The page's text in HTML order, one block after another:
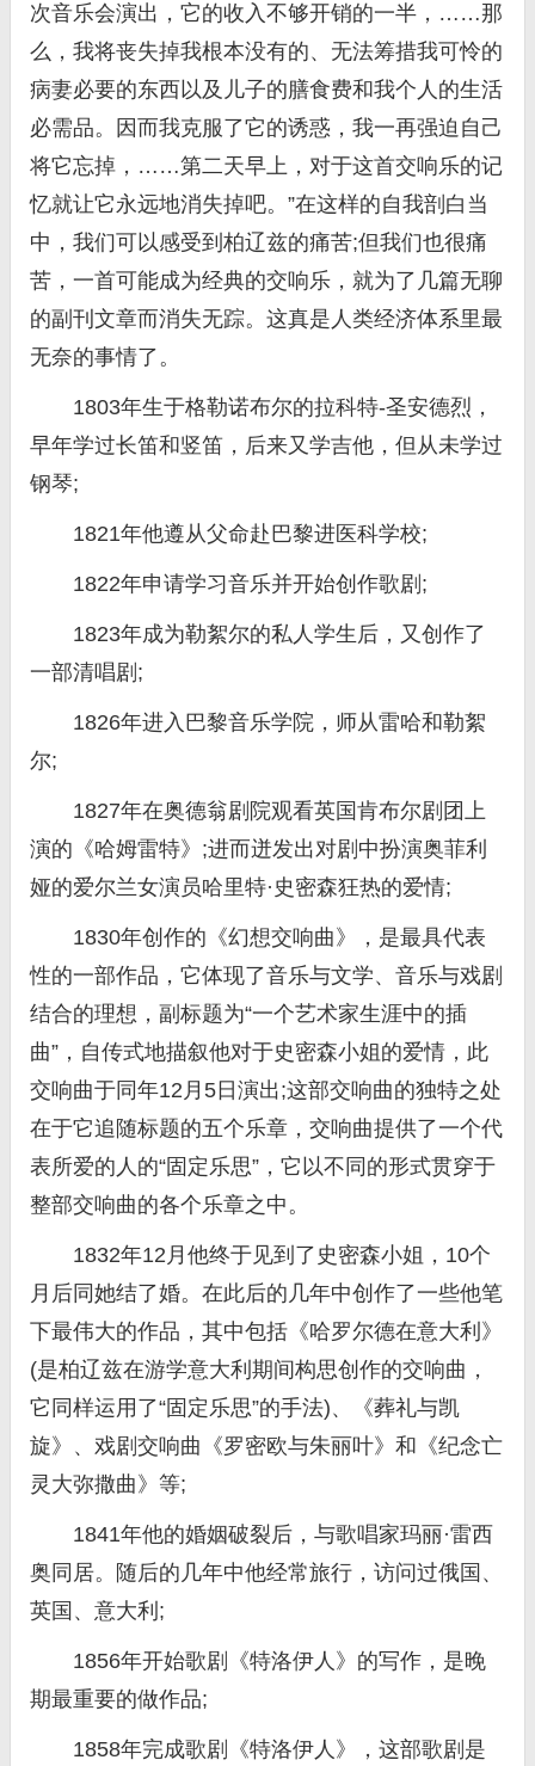
次音乐会演出，它的收入不够开销的一半，……那
么，我将丧失掉我根本没有的、无法筹措我可怜的
病妻必要的东西以及儿子的膳食费和我个人的生活
必需品。因而我克服了它的诱惑，我一再强迫自己
将它忘掉，……第二天早上，对于这首交响乐的记
忆就让它永远地消失掉吧。”在这样的自我剖白当
中，我们可以感受到柏辽兹的痛苦;但我们也很痛
苦，一首可能成为经典的交响乐，就为了几篇无聊
的副刊文章而消失无踪。这真是人类经济体系里最
无奈的事情了。
1803年生于格勒诺布尔的拉科特-圣安德烈，
早年学过长笛和竖笛，后来又学吉他，但从未学过
钢琴;
1821年他遵从父命赴巴黎进医科学校;
1822年申请学习音乐并开始创作歌剧;
1823年成为勒絮尔的私人学生后，又创作了
一部清唱剧;
1826年进入巴黎音乐学院，师从雷哈和勒絮
尔;
1827年在奥德翁剧院观看英国肯布尔剧团上
演的《哈姆雷特》;进而迸发出对剧中扮演奥菲利
娅的爱尔兰女演员哈里特·史密森狂热的爱情;
1830年创作的《幻想交响曲》，是最具代表
性的一部作品，它体现了音乐与文学、音乐与戏剧
结合的理想，副标题为“一个艺术家生涯中的插
曲”，自传式地描叙他对于史密森小姐的爱情，此
交响曲于同年12月5日演出;这部交响曲的独特之处
在于它追随标题的五个乐章，交响曲提供了一个代
表所爱的人的“固定乐思”，它以不同的形式贯穿于
整部交响曲的各个乐章之中。
1832年12月他终于见到了史密森小姐，10个
月后同她结了婚。在此后的几年中创作了一些他笔
下最伟大的作品，其中包括《哈罗尔德在意大利》
(是柏辽兹在游学意大利期间构思创作的交响曲，
它同样运用了“固定乐思”的手法)、《葬礼与凯
旋》、戏剧交响曲《罗密欧与朱丽叶》和《纪念亡
灵大弥撒曲》等;
1841年他的婚姻破裂后，与歌唱家玛丽·雷西
奥同居。随后的几年中他经常旅行，访问过俄国、
英国、意大利;
1856年开始歌剧《特洛伊人》的写作，是晚
期最重要的做作品;
1858年完成歌剧《特洛伊人》，这部歌剧是